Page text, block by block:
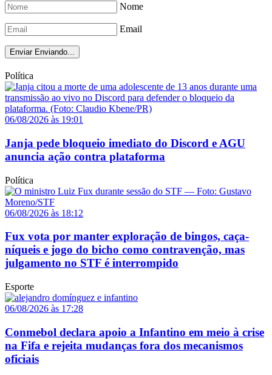
Nome
Email
Enviar Enviando...
Política
06/08/2026 às 19:01
Janja pede bloqueio imediato do Discord e AGU
anuncia ação contra plataforma
Política
06/08/2026 às 18:12
Fux vota por manter exploração de bingos, caça-
níqueis e jogo do bicho como contravenção, mas
julgamento no STF é interrompido
Esporte
06/08/2026 às 17:28
Conmebol declara apoio a Infantino em meio à crise
na Fifa e rejeita mudanças fora dos mecanismos
oficiais